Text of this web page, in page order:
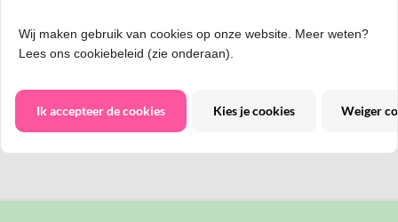
Het is erg leuk om het kinderfeestje van je zoon of dochter in een
Behalve slingers en ballonnen kun je ook tafelkleed, bordjes, etc
in hetzelfde thema doen.
Je kind zal het geweldig vinden.
Wij maken gebruik van cookies op onze website. Meer weten?
Lees ons cookiebeleid (zie onderaan).
Ik accepteer de cookies Kies je cookies Weiger